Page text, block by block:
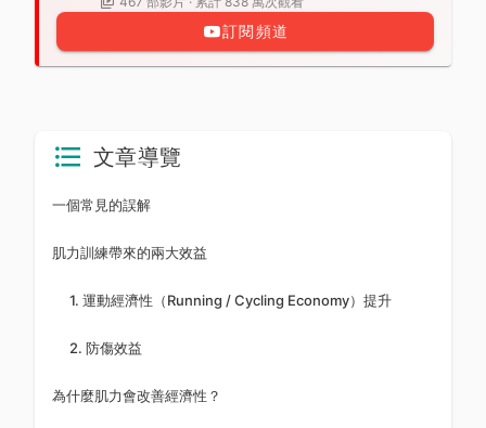
訂閱頻道
文章導覽
一個常見的誤解
肌力訓練帶來的兩大效益
1. 運動經濟性（Running / Cycling Economy）提升
2. 防傷效益
為什麼肌力會改善經濟性？